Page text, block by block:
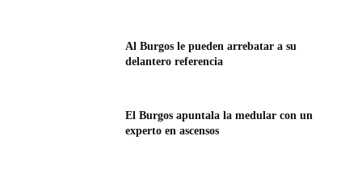
Al Burgos le pueden arrebatar a su
delantero referencia
El Burgos apuntala la medular con un
experto en ascensos